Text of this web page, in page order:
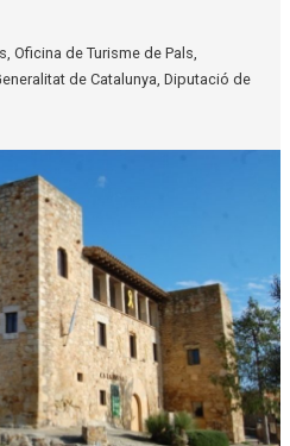
Oficina de Turisme de Pals,
de Catalunya, Diputació de